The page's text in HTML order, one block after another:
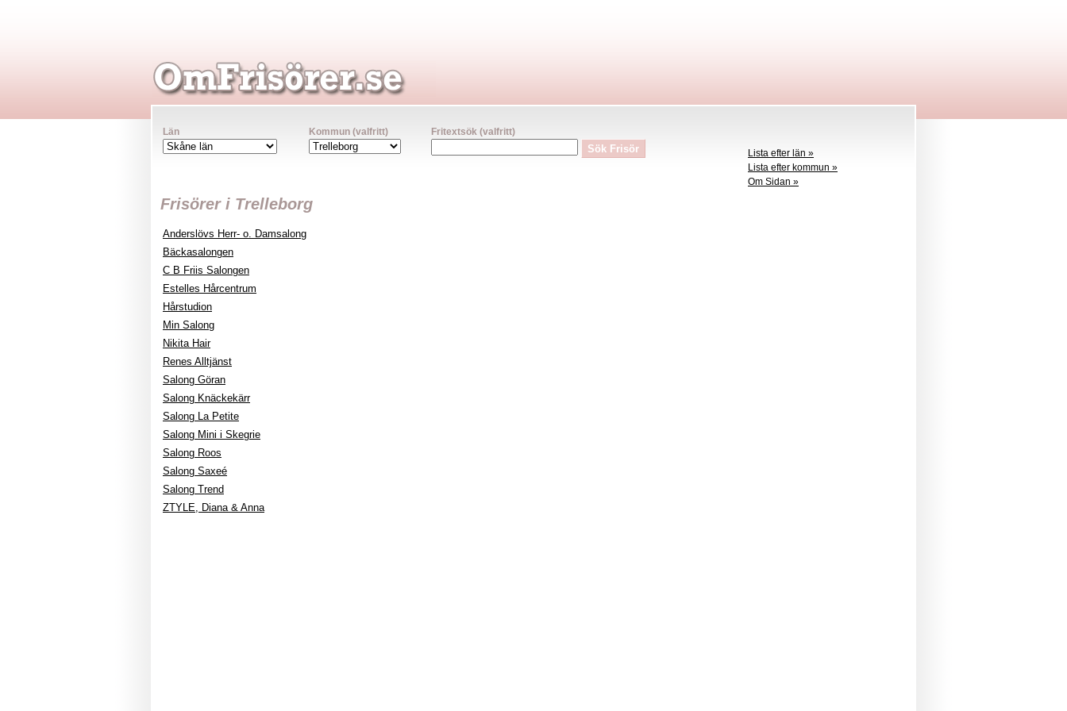
Län Kommun (valfritt) Fritextsök (valfritt)
Frisörer i Trelleborg
Anderslövs Herr- o. Damsalong
Bäckasalongen
C B Friis Salongen
Estelles Hårcentrum
Hårstudion
Min Salong
Nikita Hair
Renes Alltjänst
Salong Göran
Salong Knäckekärr
Salong La Petite
Salong Mini i Skegrie
Salong Roos
Salong Saxeé
Salong Trend
ZTYLE, Diana & Anna
Lista efter län »
Lista efter kommun »
Om Sidan »